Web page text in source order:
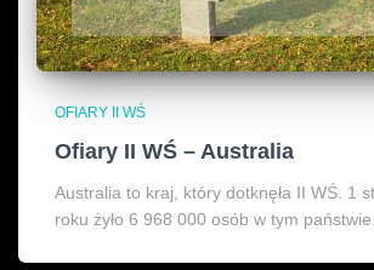
OFIARY II WŚ
Ofiary II WŚ – Australia
Australia to kraj, który dotknęła II WŚ. 1
roku żyło 6 968 000 osób w tym państwie.